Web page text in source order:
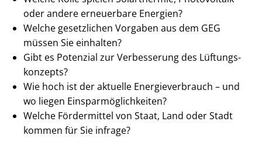
oder andere erneuerbare Energien?
Welche gesetzlichen Vorgaben aus dem GEG
müssen Sie einhalten?
Gibt es Potenzial zur Verbesserung des Lüf­tungs­
kon­zepts?
Wie hoch ist der aktuelle En­er­gie­ver­brauch – und
wo liegen Ein­spar­mög­lich­kei­ten?
Welche Fördermittel von Staat, Land oder Stadt
kommen für Sie infrage?